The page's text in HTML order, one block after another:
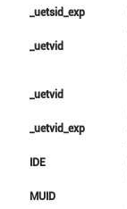
_uetsid_exp
_uetvid
_uetvid
_uetvid_exp
IDE
MUID